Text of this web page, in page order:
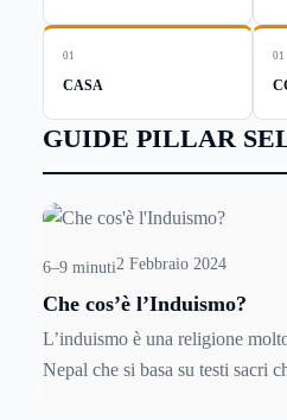
01
CASA
01
GUIDE PILLAR
6–9 minuti2 Febbraio 2024
Che cos’è l’Induismo?
L’induismo è una religione
Nepal che si basa su testi sacri